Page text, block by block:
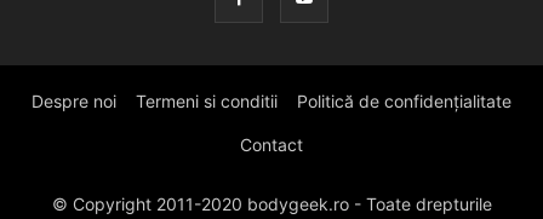
Despre noi Termeni si conditii Politică de confidențialitate
Contact
© Copyright 2011-2020 bodygeek.ro - Toate drepturile